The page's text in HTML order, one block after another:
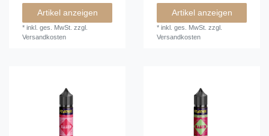
Artikel anzeigen
*inkl. ges. MwSt. zzgl.
Versandkosten
Artikel anzeigen
*inkl. ges. MwSt. zzgl.
Versandkosten